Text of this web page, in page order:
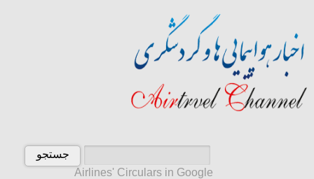
Airlines' Circulars in Google